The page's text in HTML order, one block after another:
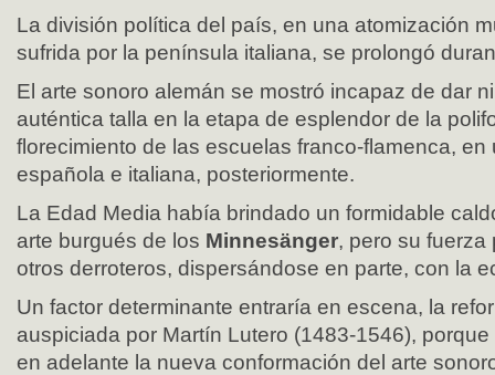
La división política del país, en una atomización
sufrida por la península italiana, se prolongó
El arte sonoro alemán se mostró incapaz de dar
auténtica talla en la etapa de esplendor de la
florecimiento de las escuelas franco-flamenca, en
española e italiana, posteriormente.
La Edad Media había brindado un formidable
arte burgués de los Minnesänger, pero su fuerza
otros derroteros, dispersándose en parte, con la
Un factor determinante entraría en escena, la
auspiciada por Martín Lutero (1483-1546),
en adelante la nueva conformación del arte